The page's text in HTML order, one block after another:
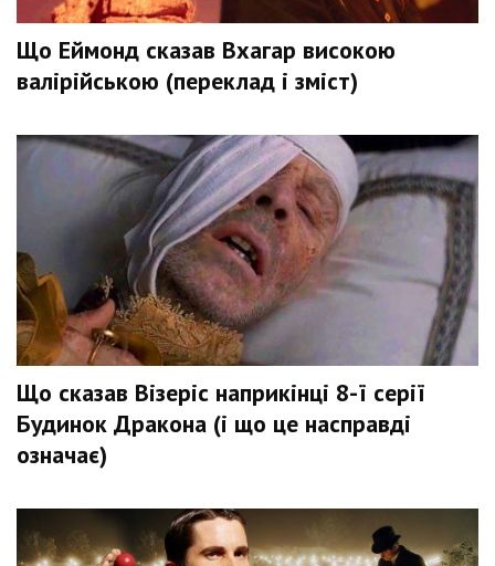
Що Еймонд сказав Вхагар високою
валірійською (переклад і зміст)
Що сказав Візеріс наприкінці 8-ї серії
Будинок Дракона (і що це насправді
означає)